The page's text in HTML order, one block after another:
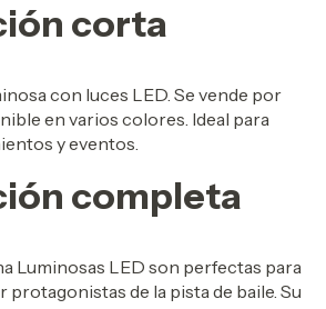
corta
con luces LED. Se vende por
en varios colores. Ideal para
y eventos.
completa
Luminosas LED son perfectas para
protagonistas de la pista de baile. Su